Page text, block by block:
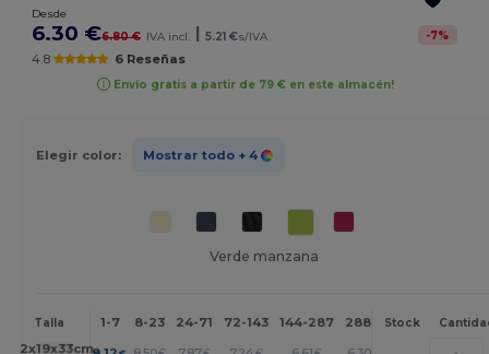
Desde
6.30 €6.80 € IVA incl. 5.21 €s/IVA -7%
4.8 6 Reseñas
Envío gratis a partir de 79 € en este almacén!
Elegir color: Mostrar todo + 4
Verde manzana
Talla 1-7 8-23 24-71 72-143 144-287 288 + Más
Stock
42x19x33cm.